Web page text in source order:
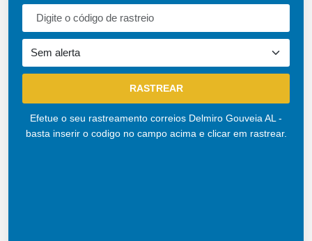
Efetue o seu rastreamento correios Delmiro Gouveia AL -
basta inserir o codigo no campo acima e clicar em rastrear.